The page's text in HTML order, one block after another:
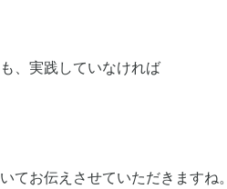
、実践していなければ
てお伝えさせていただきますね。